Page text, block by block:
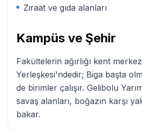
Ziraat ve gıda alanları
Kampüs ve Şehir
Fakültelerin ağırlığı kent
Yerleşkesi'ndedir; Biga başta
de birimler çalışır. Gelibolu
savaş alanları, boğazın karşı
bakar.